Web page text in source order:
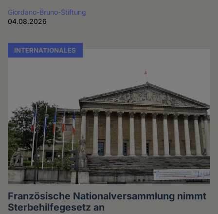
Giordano-Bruno-Stiftung
04.08.2026
INTERNATIONALES
Französische Nationalversammlung nimmt
Sterbehilfegesetz an